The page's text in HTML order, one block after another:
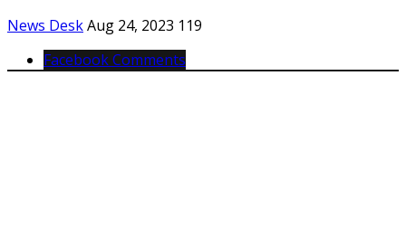
News DeskAug 24, 2023 119
Facebook Comments